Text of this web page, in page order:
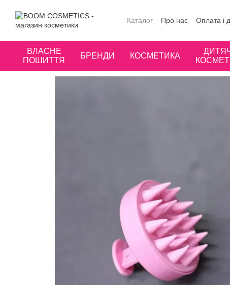
Каталог
Про нас Оплата і
ВЛАСНЕ
ПОШИТТЯ
БРЕНДИ КОСМЕТИКА